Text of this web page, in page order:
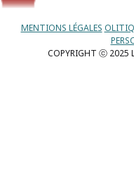
MENTIONS LÉGALES
COPYRIGHT ⓒ 2025